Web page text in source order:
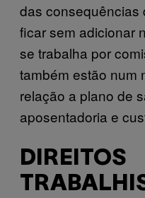
das consequências
ficar sem adicionar
se trabalha por
também estão num
relação a plano de
aposentadoria e
DIREITOS